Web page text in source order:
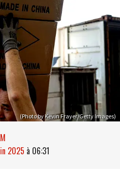
(Photo by Kevin Frayer/Getty Images)
2025 à 06:31